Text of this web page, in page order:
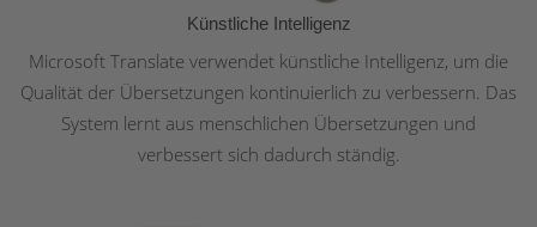
Künstliche Intelligenz
Microsoft Translate verwendet künstliche Intelligenz, um die
Qualität der Übersetzungen kontinuierlich zu verbessern. Das
System lernt aus menschlichen Übersetzungen und
verbessert sich dadurch ständig.